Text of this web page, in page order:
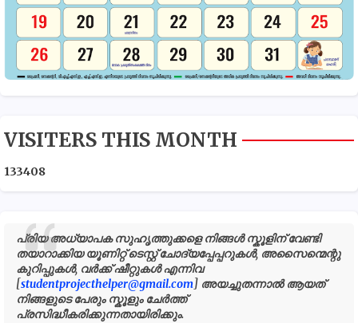
VISITERS THIS MONTH
133408
പ്രിയ അധ്യാപക സുഹൃത്തുക്കളെ നിങ്ങൾ സ്കൂളിന് വേണ്ടി
തയാറാക്കിയ യൂണിറ്റ് ടെസ്റ്റ് ചോദ്യപ്പേപ്പറുകൾ, അസൈന്മെന്റു
കുറിപ്പുകൾ, വർക്ക് ഷീറ്റുകൾ എന്നിവ
[studentprojecthelper@gmail.com] അയച്ചുതന്നാൽ ആയത്
നിങ്ങളുടെ പേരും സ്കൂളും ചേർത്ത്
പ്രസിദ്ധീകരിക്കുന്നതായിരിക്കും.